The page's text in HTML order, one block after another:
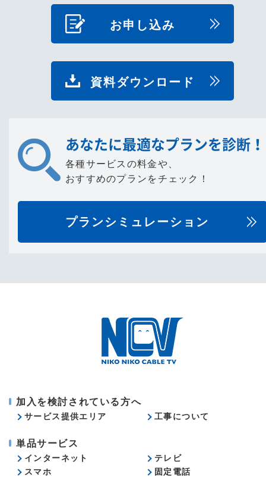
お申し込み
資料ダウンロード
あなたに最適なプランを診断！
各種サービスの料金や、
おすすめのプランをチェック！
プランシミュレーション
加入を検討されている方へ
サービス提供エリア 工事について
単品サービス
インターネット
テレビ
スマホ
固定電話